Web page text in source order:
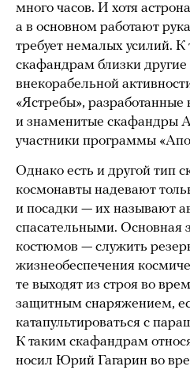
много часов. И хотя
а в основном работают
требует немалых усилий. К
скафандрам близки
внекорабельной
«Ястребы», разработанные
и знаменитые скафандры
участники программы
Однако есть и другой тип
космонавты надевают
и посадки — их называют
спасательными. Основная
костюмов — служить
жизнеобеспечения
те выходят из строя во
защитным снаряжением,
катапультироваться с
К таким скафандрам
носил Юрий Гагарин во